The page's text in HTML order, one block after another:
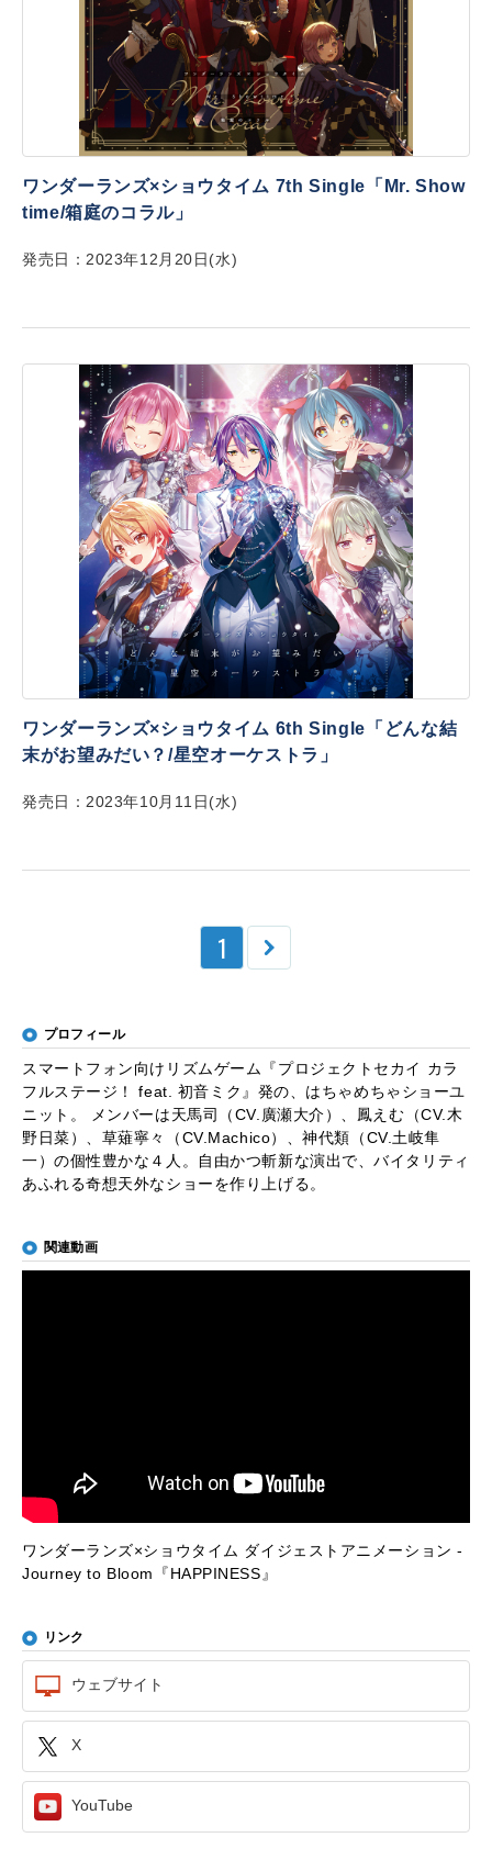
ワンダーランズ×ショウタイム 7th Single「Mr. Show
time/箱庭のコラル」
発売日：2023年12月20日(水)
ワンダーランズ×ショウタイム 6th Single「どんな結
末がお望みだい？/星空オーケストラ」
発売日：2023年10月11日(水)
1
プロフィール
スマートフォン向けリズムゲーム『プロジェクトセカイ カラ
フルステージ！ feat. 初音ミク』発の、はちゃめちゃショーユ
ニット。 メンバーは天馬司（CV.廣瀬大介）、鳳えむ（CV.木
野日菜）、草薙寧々（CV.Machico）、神代類（CV.土岐隼
一）の個性豊かな４人。自由かつ斬新な演出で、バイタリティ
あふれる奇想天外なショーを作り上げる。
関連動画
ワンダーランズ×ショウタイム ダイジェストアニメーション -
Journey to Bloom『HAPPINESS』
リンク
ウェブサイト
X
YouTube